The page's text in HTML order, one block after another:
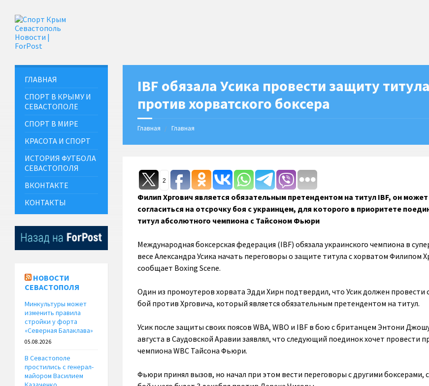
IBF обязала Усика провести защиту титула
против хорватского боксера
Главная Главная
2
Филип Хргович является обязательным претендентом на титул IBF, он может
согласиться на отсрочку боя с украинцем, для которого в приоритете
титул абсолютного чемпиона с Тайсоном Фьюри
Международная боксерская федерация (IBF) обязала украинского чемпиона в
весе Александра Усика начать переговоры о защите титула с хорватом Филипом
сообщает Boxing Scene.
Один из промоутеров хорвата Эдди Хирн подтвердил, что Усик должен провести
бой против Хрговича, который является обязательным претендентом на титул.
Усик после защиты своих поясов WBA, WBO и IBF в бою с британцем Энтони
августа в Саудовской Аравии заявлял, что следующий поединок хочет провести
чемпиона WBC Тайсона Фьюри.
Фьюри принял вызов, но начал при этом вести переговоры с другими боксерами,
ГЛАВНАЯ
СПОРТ В КРЫМУ И
СЕВАСТОПОЛЕ
СПОРТ В МИРЕ
КРАСОТА И СПОРТ
ИСТОРИЯ ФУТБОЛА
СЕВАСТОПОЛЯ
ВКОНТАКТЕ
КОНТАКТЫ
НОВОСТИ
СЕВАСТОПОЛЯ
Минкультуры может
изменить правила
стройки у форта
«Северная Балаклава»
05.08.2026
В Севастополе
простились с генерал-
майором Василием